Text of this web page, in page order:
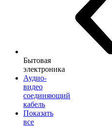
Бытовая
электроника
Аудио-
видео
соединяющий
кабель
Показать
все